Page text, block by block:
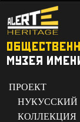
ПРОЕКТ
НУКУССКИЙ
КОЛЛЕКЦИЯ